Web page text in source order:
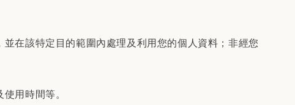
在該特定目的範圍內處理及利用您的個人資料；非經您
用時間等。